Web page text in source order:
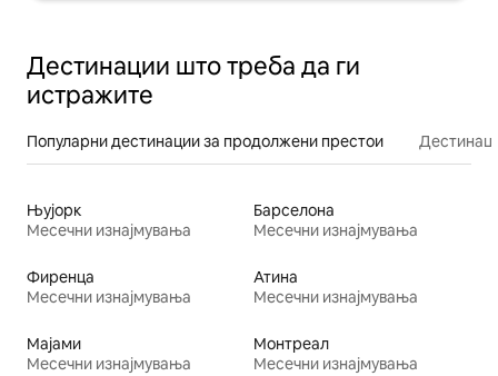
Дестинации што треба да ги
истражите
Популарни дестинации за продолжени престои
Њујорк
Месечни изнајмувања
Барселона
Месечни изнајмувања
Фиренца
Месечни изнајмувања
Атина
Месечни изнајмувања
Мајами
Месечни изнајмувања
Монтреал
Месечни изнајмувања